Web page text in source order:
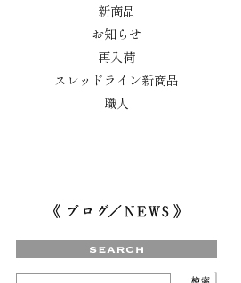
新商品
お知らせ
再入荷
スレッドライン新商品
職人